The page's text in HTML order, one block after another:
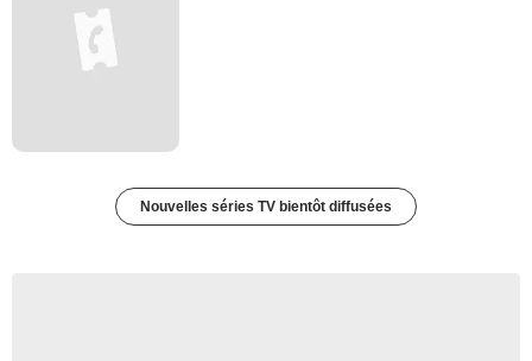
Nouvelles séries TV bientôt diffusées